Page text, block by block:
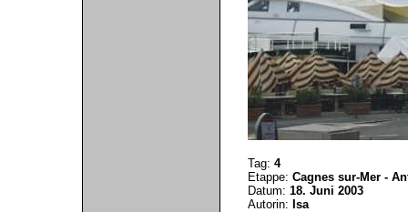
Tag: 4
Etappe: Cagnes sur-Mer -
Datum: 18. Juni 2003
Autorin: Isa